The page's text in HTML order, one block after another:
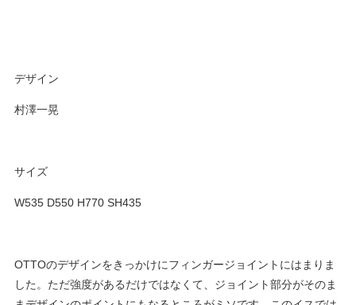
デザイン
村澤一晃
サイズ
W535 D550 H770 SH435
OTTOのデザインをきっかけにフィンガージョイントにはまりま
した。ただ強度があるだけではなくて、ジョイント部分がそのま